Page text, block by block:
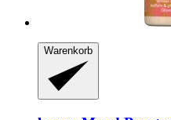
Warenkorb